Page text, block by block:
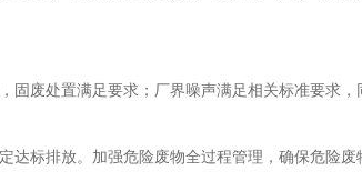
废处置满足要求；厂界噪声满足相关标准要求，
标排放。加强危险废物全过程管理，确保危险废